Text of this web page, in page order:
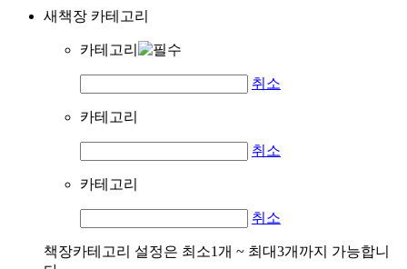
새책장 카테고리
카테고리
취소
카테고리
취소
카테고리
취소
책장카테고리 설정은 최소1개 ~ 최대3개까지 가능합니